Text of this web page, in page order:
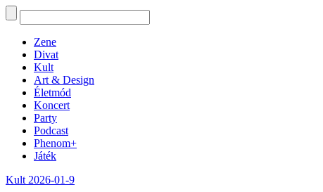
Zene
Divat
Kult
Art & Design
Életmód
Koncert
Party
Podcast
Phenom+
Játék
Kult 2026-01-9